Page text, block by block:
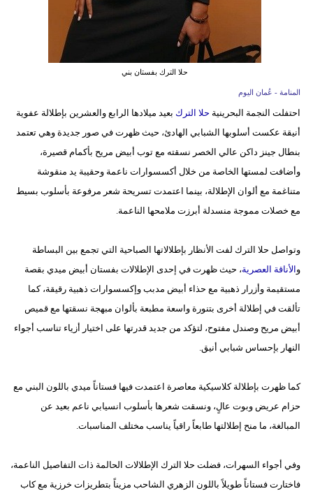
سيارات
حلا الترك بفستان بني
المنامة - عُمان اليوم
احتفلت النجمة البحرينية حلا الترك بعيد ميلادها الرابع والعشرين بإطلالة عفوية
أنيقة عكست أسلوبها الشبابي الهادئ، حيث ظهرت في صور جديدة وهي تعتمد
بنطال جينز داكن عالي الخصر نسقته مع توب أبيض مريح بأكمام قصيرة،
وأضافت لمستها الخاصة من خلال أكسسوارات ناعمة وحقيبة يد منقوشة
متناغمة مع ألوان الإطلالة، بينما اعتمدت تسريحة شعر مرفوعة بأسلوب بسيط
مع خصلات مموجة منسدلة أبرزت ملامحها الناعمة.
وتواصل حلا الترك لفت الأنظار بإطلالاتها الصباحية التي تجمع بين البساطة
و الأناقة العصرية، حيث ظهرت في إحدى الإطلالات بفستان أبيض ميدي بقصة
مستقيمة وأزرار ذهبية مع حذاء أبيض مدبب وإكسسوارات ذهبية رقيقة، كما
تألقت في إطلالة أخرى بتنورة واسعة مطبعة بألوان مبهجة نسقتها مع قميص
أبيض مريح وصندل مفتوح، لتؤكد من جديد قدرتها على اختيار أزياء تناسب أجواء
النهار بإحساس شبابي أنيق.
كما ظهرت بإطلالة كلاسيكية معاصرة اعتمدت فيها فستاناً ميدي باللون البني مع
حزام عريض وبوت عالٍ، ونسقت شعرها بأسلوب انسيابي ناعم بعيد عن
المبالغة، ما منح إطلالتها طابعاً راقياً يناسب مختلف المناسبات.
وفي أجواء السهرات، فضلت حلا الترك الإطلالات الحالمة ذات التفاصيل الناعمة،
فاختارت فستاناً طويلاً باللون الزهري الشاحب مزيناً بتطريزات خرزية مع كاب